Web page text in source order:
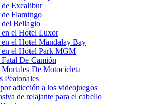
Excalibur
Flamingo
Bellagio
en el Hotel Luxor
el Hotel Mandalay Bay
en el Hotel Park MGM
De Camión
De Motocicleta
Peatonales
adicción a los videojuegos
de relajante para el cabello